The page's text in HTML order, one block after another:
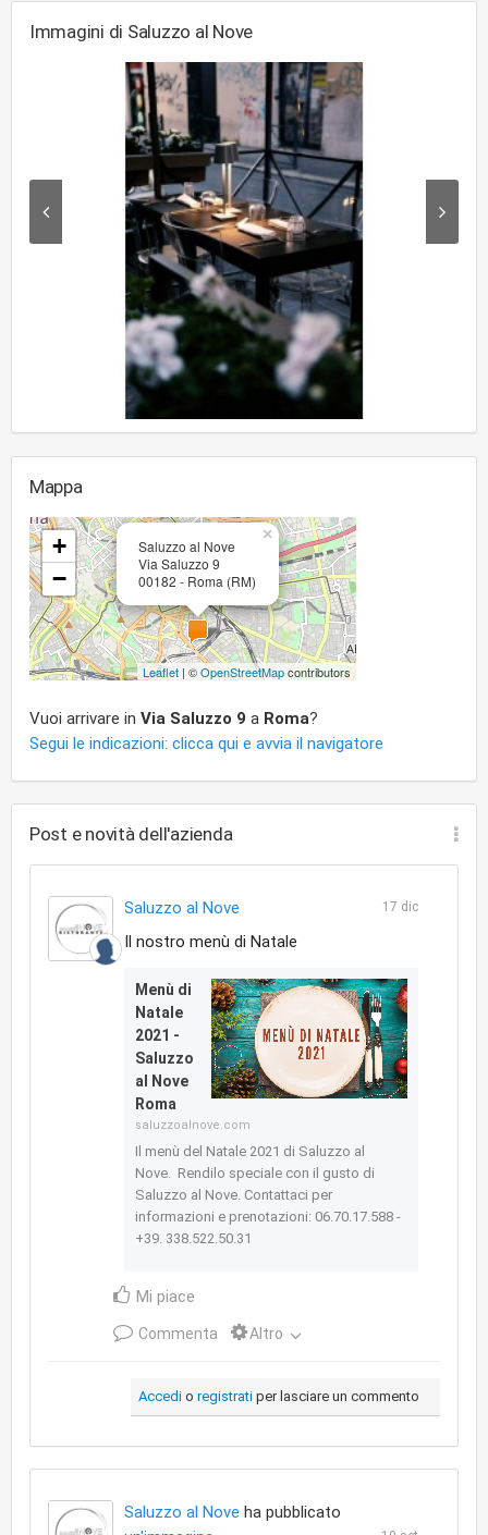
Immagini di Saluzzo al Nove
Mappa
Saluzzo al Nove
Via Saluzzo 9
00182 - Roma (RM)
×
+
−
Leaflet | ©OpenStreetMapcontributors
Vuoi arrivare in Via Saluzzo 9 a Roma?
Segui le indicazioni: clicca qui e avvia il navigatore
Post e novità dell'azienda
Saluzzo al Nove 17 dic
Il nostro menù di Natale
Menù di
Natale
2021 -
Saluzzo
al Nove
Roma
saluzzoalnove.com
Il menù del Natale 2021 di Saluzzo al
Nove. Rendilo speciale con il gusto di
Saluzzo al Nove. Contattaci per
informazioni e prenotazioni: 06.70.17.588 -
+39. 338.522.50.31
Mi piace
Commenta Altro
Accedi o registrati per lasciare un commento
Saluzzo al Nove ha pubblicato